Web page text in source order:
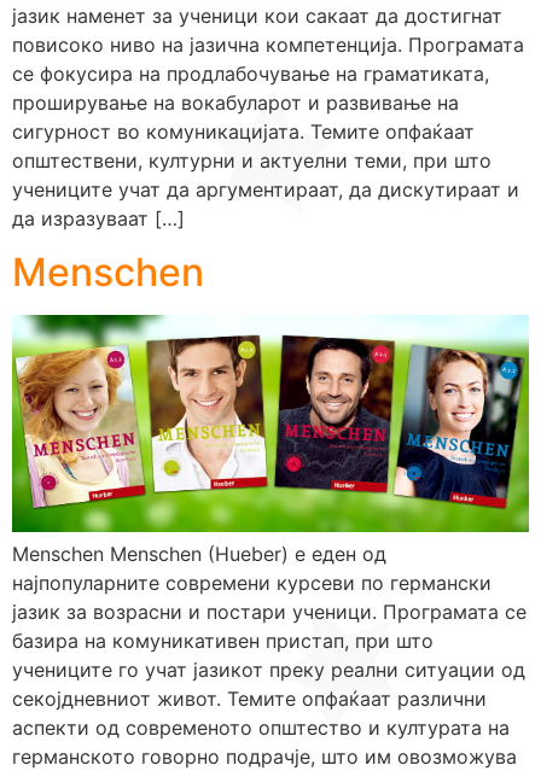
јазик наменет за ученици кои сакаат да достигнат
повисоко ниво на јазична компетенција. Програмата
се фокусира на продлабочување на граматиката,
проширување на вокабуларот и развивање на
сигурност во комуникацијата. Темите опфаќаат
општествени, културни и актуелни теми, при што
учениците учат да аргументираат, да дискутираат и
да изразуваат […]
Menschen
Menschen Menschen (Hueber) е еден од
најпопуларните современи курсеви по германски
јазик за возрасни и постари ученици. Програмата се
базира на комуникативен пристап, при што
учениците го учат јазикот преку реални ситуации од
секојдневниот живот. Темите опфаќаат различни
аспекти од современото општество и културата на
германското говорно подрачје, што им овозможува